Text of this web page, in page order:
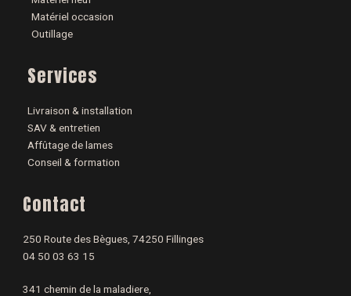
Matériel occasion
Outillage
Services
Livraison & installation
SAV & entretien
Affûtage de lames
Conseil & formation
Contact
250 Route des Bègues, 74250 Fillinges
04 50 03 63 15
341 chemin de la maladiere,